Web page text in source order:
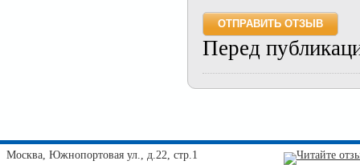
Перед
Москва, Южнопортовая ул., д.22, стр.1